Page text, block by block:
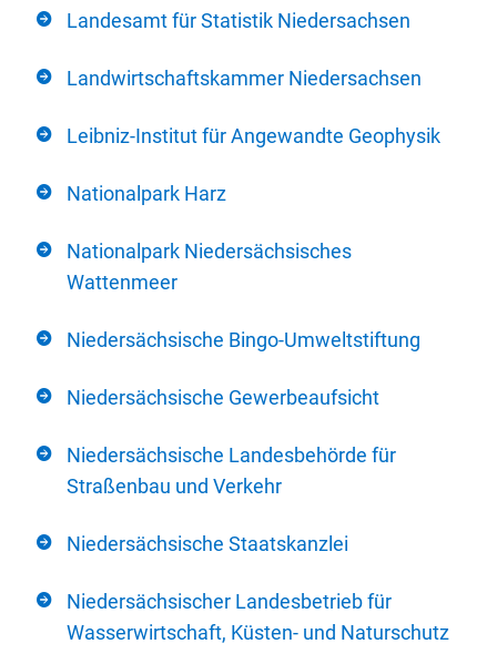
Landesamt für Statistik Niedersachsen
Landwirtschaftskammer Niedersachsen
Leibniz-Institut für Angewandte Geophysik
Nationalpark Harz
Nationalpark Niedersächsisches
Wattenmeer
Niedersächsische Bingo-Umweltstiftung
Niedersächsische Gewerbeaufsicht
Niedersächsische Landesbehörde für
Straßenbau und Verkehr
Niedersächsische Staatskanzlei
Niedersächsischer Landesbetrieb für
Wasserwirtschaft, Küsten- und Naturschutz